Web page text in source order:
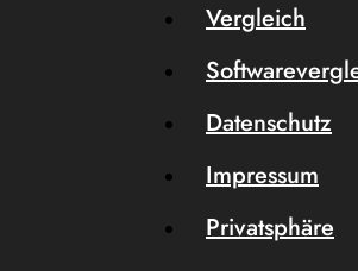
Vergleich
Datenschutz
Impressum
Privatsphäre